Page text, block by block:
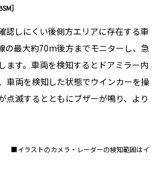
］
認しにくい後側方エリアに存在する車
の最大約70m後方までモニターし、急
ます。車両を検知するとドアミラー内
車両を検知した状態でウインカーを操
点滅するとともにブザーが鳴り、より
■イラストのカメラ・レーダーの検知範囲はイ